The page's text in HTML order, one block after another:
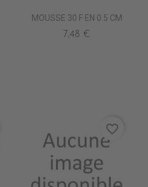
MOUSSE 30 F EN 0.5 CM
7,48 €
favorite_border